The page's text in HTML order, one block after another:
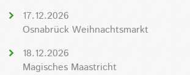
17.12.2026
Osnabrück Weihnachtsmarkt
18.12.2026
Magisches Maastricht